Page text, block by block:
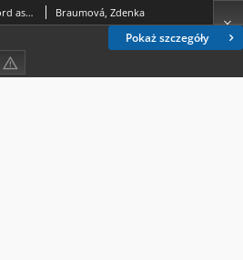
Pokaż szczegóły
Word in the teacher’s hands (word as a didactic tool) Braumová, Zdenka